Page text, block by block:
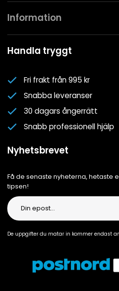
Kontakta oss
Mina favoriter
Information
Spa- & Poolguider
Nyhetsbrev
Om oss
Cookiepolicy
Cookie-inställningar
Handla tryggt
Fri frakt från 995 kr
Snabba leveranser
30 dagars ångerrätt
Snabb professionell hjälp
Nyhetsbrevet
Få de senaste nyheterna, hetaste
tipsen!
De uppgifter du matar in kommer endast